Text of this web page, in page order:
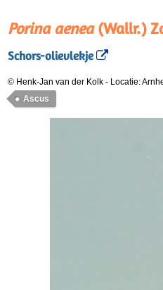
Porina aenea(Wallr.)
Schors-olievlekje
© Henk-Jan van der Kolk - Locatie:
Ascus